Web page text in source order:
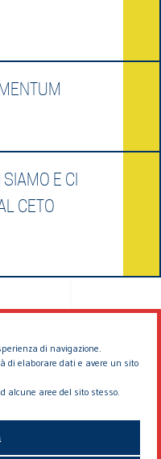
di navigazione.
di elaborare dati e avere un sito
alcune aree del sito stesso.
E CI
CETO